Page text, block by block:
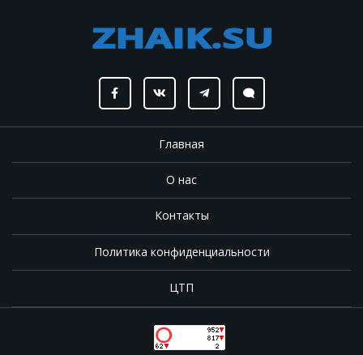
Главная
О нас
Контакты
Политика конфиденциальности
ЦТП